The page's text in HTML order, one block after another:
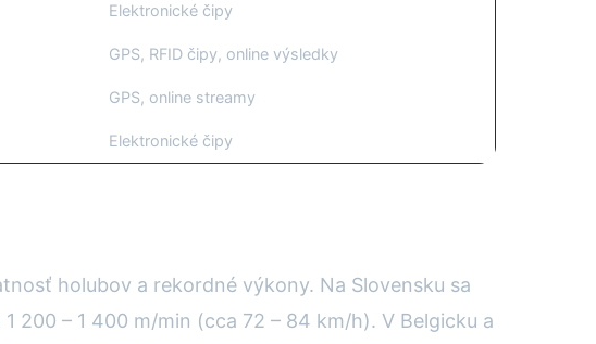
Elektronické čipy
GPS, RFID čipy, online výsledky
GPS, online streamy
Elektronické čipy
holubov a rekordné výkony. Na Slovensku sa
– 1 400 m/min (cca 72 – 84 km/h). V Belgicku a